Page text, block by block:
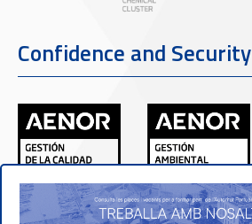
Confidence and Security